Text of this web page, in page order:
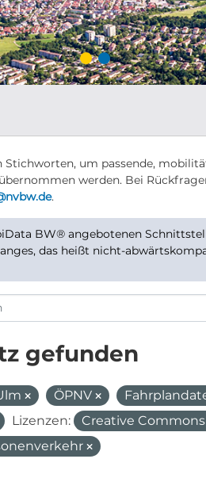
Stichworten, um passende,
werden. Bei
.
BW® angebotenen
das heißt nicht-
gefunden
ÖPNV
Lizenzen: Creative Commons